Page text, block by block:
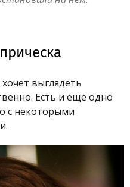
выглядеть
Есть и еще одно
с некоторыми